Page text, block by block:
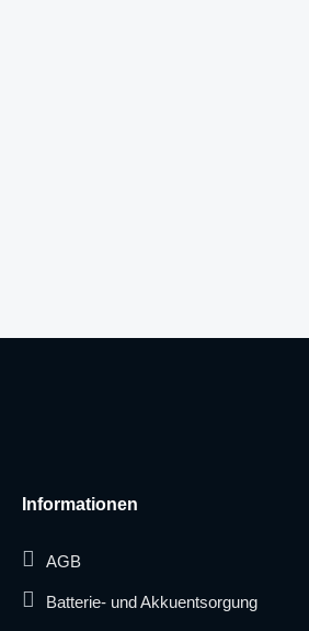
Informationen
AGB
Batterie- und Akkuentsorgung